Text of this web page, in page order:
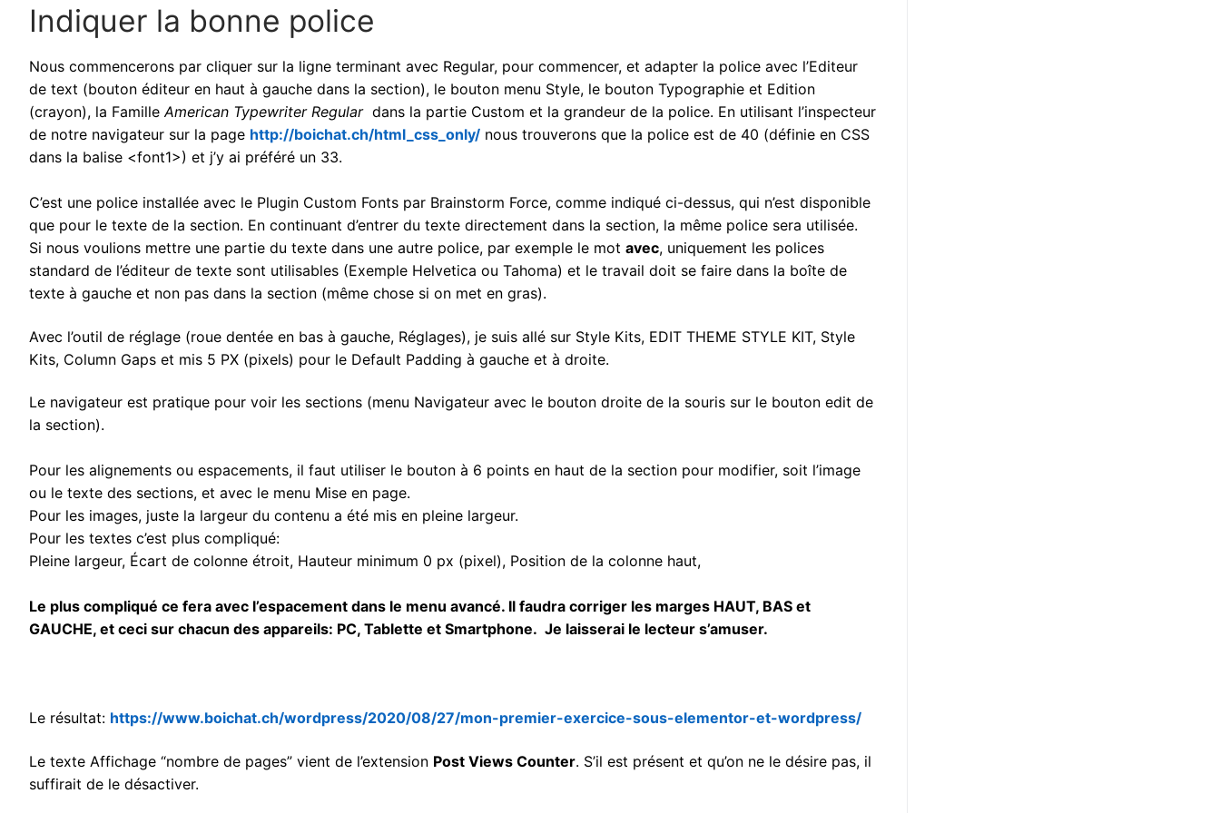
Indiquer la bonne police
Nous commencerons par cliquer sur la ligne terminant avec Regular, pour commencer, et adapter la police avec l’Editeur
de text (bouton éditeur en haut à gauche dans la section), le bouton menu Style, le bouton Typographie et Edition
(crayon), la FamilleAmerican Typewriter Regular dans la partie Custom et la grandeur de la police. En utilisant l’inspecteur
de notre navigateur sur la page http://boichat.ch/html_css_only/ nous trouverons que la police est de 40 (définie en CSS
dans la balise <font1>) et j’y ai préféré un 33.
C’est une police installée avec le Plugin Custom Fonts par Brainstorm Force, comme indiqué ci-dessus, qui n’est disponible
que pour le texte de la section. En continuant d’entrer du texte directement dans la section, la même police sera utilisée.
Si nous voulions mettre une partie du texte dans une autre police, par exemple le mot avec, uniquement les polices
standard de l’éditeur de texte sont utilisables (Exemple Helvetica ou Tahoma) et le travail doit se faire dans la boîte de
texte à gauche et non pas dans la section (même chose si on met en gras).
Avec l’outil de réglage (roue dentée en bas à gauche, Réglages), je suis allé sur Style Kits, EDIT THEME STYLE KIT, Style
Kits, Column Gaps et mis 5 PX (pixels) pour le Default Padding à gauche et à droite.
Le navigateur est pratique pour voir les sections (menu Navigateur avec le bouton droite de la souris sur le bouton edit de
la section).
Pour les alignements ou espacements, il faut utiliser le bouton à 6 points en haut de la section pour modifier, soit l’image
ou le texte des sections, et avec le menu Mise en page.
Pour les images, juste la largeur du contenu a été mis en pleine largeur.
Pour les textes c’est plus compliqué:
Pleine largeur, Écart de colonne étroit, Hauteur minimum 0 px (pixel), Position de la colonne haut,
Le plus compliqué ce fera avec l’espacement dans le menu avancé. Il faudra corriger les marges HAUT, BAS et
GAUCHE, et ceci sur chacun des appareils: PC, Tablette et Smartphone. Je laisserai le lecteur s’amuser.
Le résultat: https://www.boichat.ch/wordpress/2020/08/27/mon-premier-exercice-sous-elementor-et-wordpress/
Le texte Affichage “nombre de pages” vient de l’extension Post Views Counter. S’il est présent et qu’on ne le désire pas, il
suffirait de le désactiver.